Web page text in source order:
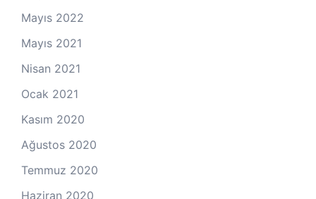
Mayıs 2022
Mayıs 2021
Nisan 2021
Ocak 2021
Kasım 2020
Ağustos 2020
Temmuz 2020
Haziran 2020